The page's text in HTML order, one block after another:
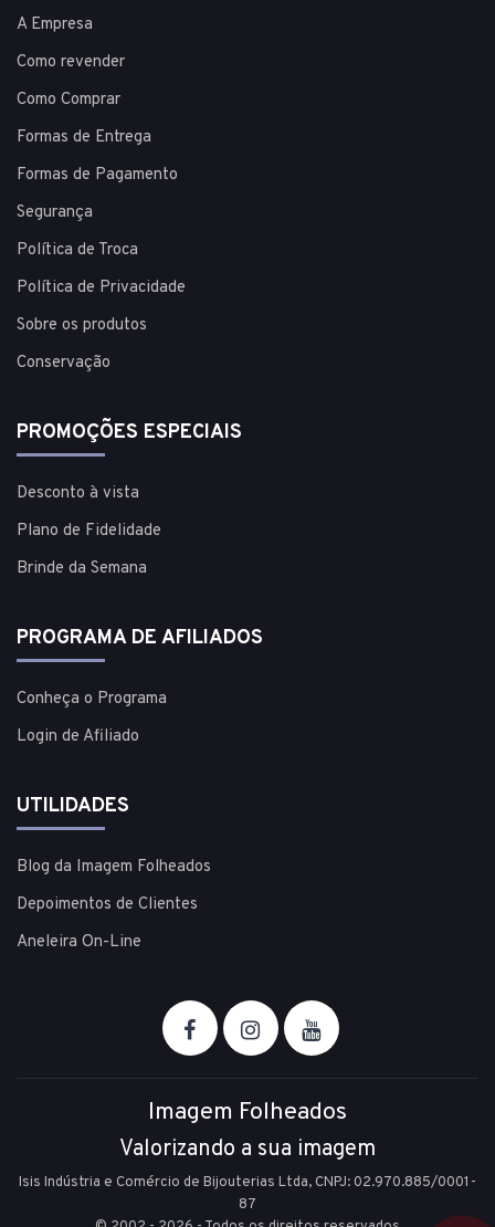
A Empresa
Como revender
Como Comprar
Formas de Entrega
Formas de Pagamento
Segurança
Política de Troca
Política de Privacidade
Sobre os produtos
Conservação
PROMOÇÕES ESPECIAIS
Desconto à vista
Plano de Fidelidade
Brinde da Semana
PROGRAMA DE AFILIADOS
Conheça o Programa
Login de Afiliado
UTILIDADES
Blog da Imagem Folheados
Depoimentos de Clientes
Aneleira On-Line
Imagem Folheados
Valorizando a sua imagem
Isis Indústria e Comércio de Bijouterias Ltda, CNPJ: 02.970.885/0001-
87